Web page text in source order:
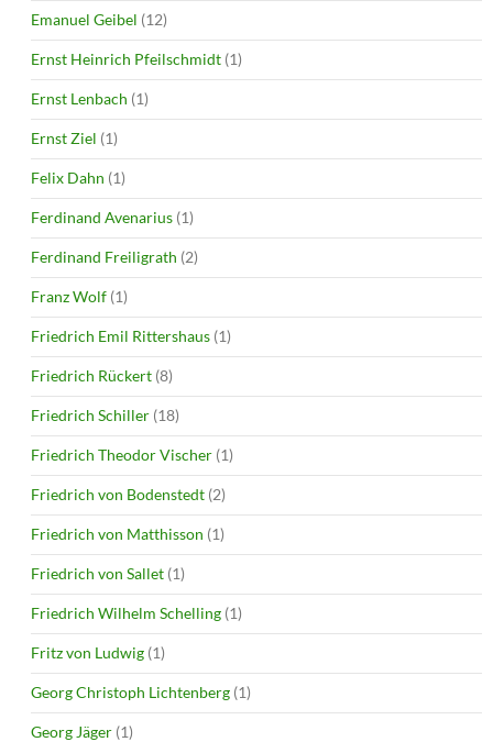
Emanuel Geibel (12)
Ernst Heinrich Pfeilschmidt (1)
Ernst Lenbach (1)
Ernst Ziel (1)
Felix Dahn (1)
Ferdinand Avenarius (1)
Ferdinand Freiligrath (2)
Franz Wolf (1)
Friedrich Emil Rittershaus (1)
Friedrich Rückert (8)
Friedrich Schiller (18)
Friedrich Theodor Vischer (1)
Friedrich von Bodenstedt (2)
Friedrich von Matthisson (1)
Friedrich von Sallet (1)
Friedrich Wilhelm Schelling (1)
Fritz von Ludwig (1)
Georg Christoph Lichtenberg (1)
Georg Jäger (1)